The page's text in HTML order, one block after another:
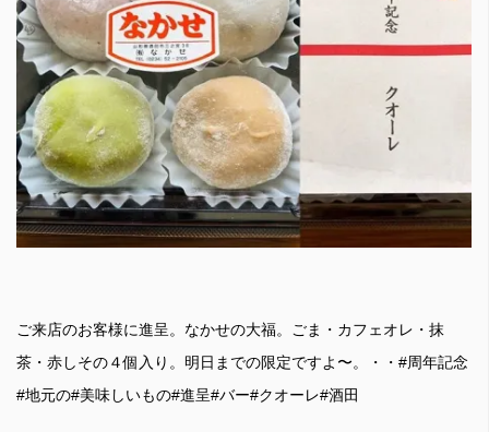
ご来店のお客様に進呈。なかせの大福。ごま・カフェオレ・抹
茶・赤しその４個入り。明日までの限定ですよ〜。・・#周年記念
#地元の#美味しいもの#進呈#バー#クオーレ#酒田